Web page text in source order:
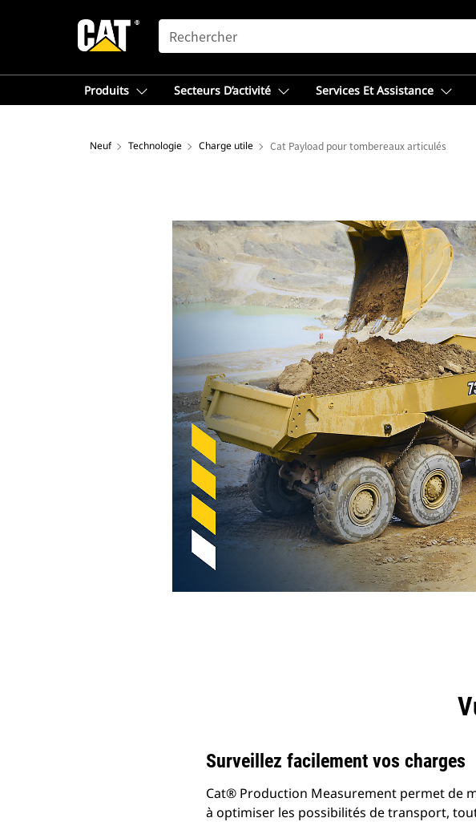
SEARCH
Produits Secteurs D’activité Services Et Assistance
Neuf Technologie Charge utile Cat Payload pour tombereaux articulés
Surveillez facilement vos charges
Cat® Production Measurement permet de
à optimiser les possibilités de transport,